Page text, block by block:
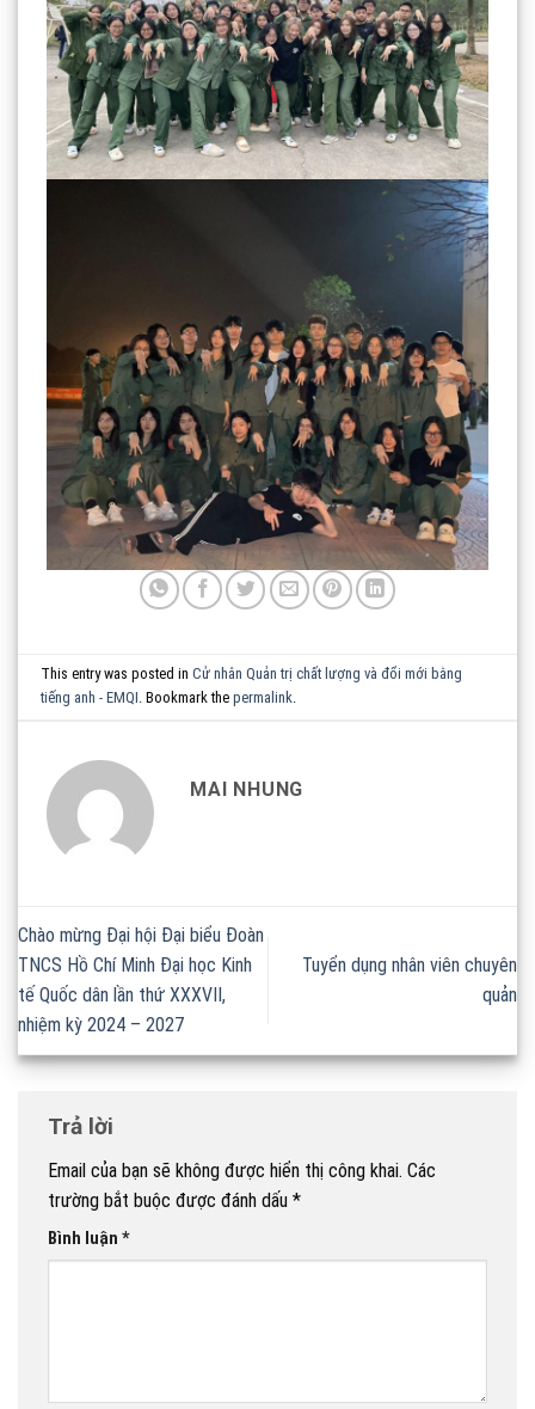
This entry was posted inCử nhân Quản trị chất lượng và đổi mới bằng
tiếng anh - EMQI. Bookmark thepermalink.
MAI NHUNG
Chào mừng Đại hội Đại biểu Đoàn
TNCS Hồ Chí Minh Đại học Kinh
tế Quốc dân lần thứ XXXVII,
nhiệm kỳ 2024 – 2027
Tuyển dụng nhân viên chuyên
quản
Trả lời
Email của bạn sẽ không được hiển thị công khai. Các
trường bắt buộc được đánh dấu *
Bình luận *